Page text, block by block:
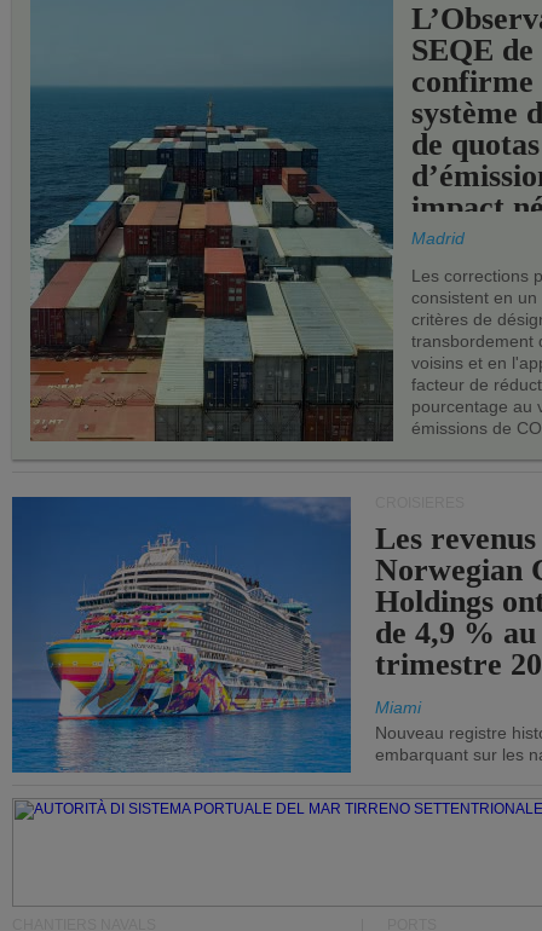
SEQE de
confirme
système
de quotas
impact
les ports
Madrid
Les corrections
consistent en
critères de
transbordement
voisins et en
facteur de
pourcentage au
émissions de
Les
Norwegian
Holdings
de 4,9 %
trimestre
Miami
Nouveau registre
embarquant sur les